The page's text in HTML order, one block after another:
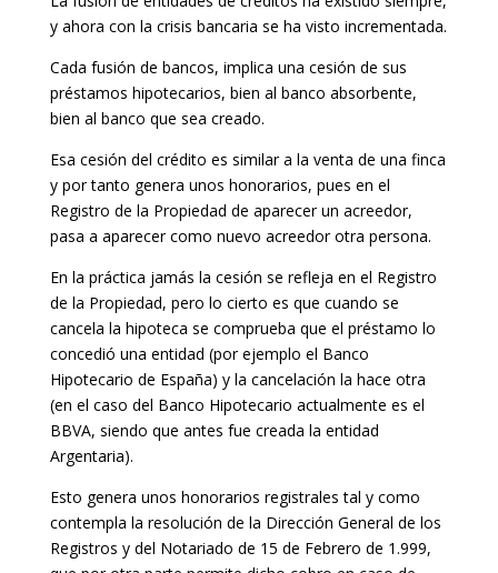
y ahora con la crisis bancaria se ha visto incrementada.
Cada fusión de bancos, implica una cesión de sus
préstamos hipotecarios, bien al banco absorbente,
bien al banco que sea creado.
Esa cesión del crédito es similar a la venta de una finca
y por tanto genera unos honorarios, pues en el
Registro de la Propiedad de aparecer un acreedor,
pasa a aparecer como nuevo acreedor otra persona.
En la práctica jamás la cesión se refleja en el Registro
de la Propiedad, pero lo cierto es que cuando se
cancela la hipoteca se comprueba que el préstamo lo
concedió una entidad (por ejemplo el Banco
Hipotecario de España) y la cancelación la hace otra
(en el caso del Banco Hipotecario actualmente es el
BBVA, siendo que antes fue creada la entidad
Argentaria).
Esto genera unos honorarios registrales tal y como
contempla la resolución de la Dirección General de los
Registros y del Notariado de 15 de Febrero de 1.999,